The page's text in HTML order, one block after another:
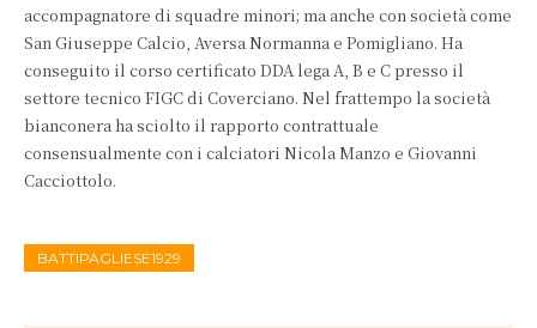
accompagnatore di squadre minori; ma anche con società come
San Giuseppe Calcio, Aversa Normanna e Pomigliano. Ha
conseguito il corso certificato DDA lega A, B e C presso il
settore tecnico FIGC di Coverciano. Nel frattempo la società
bianconera ha sciolto il rapporto contrattuale
consensualmente con i calciatori Nicola Manzo e Giovanni
Cacciottolo.
BATTIPAGLIESE1929